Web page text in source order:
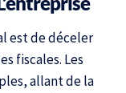
est de déceler
fiscales. Les
allant de la